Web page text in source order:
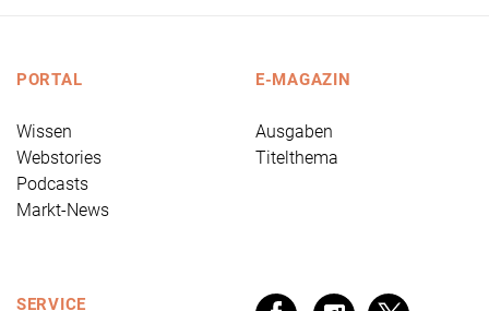
PORTAL
Wissen
Webstories
Podcasts
Markt-News
E-MAGAZIN
Ausgaben
Titelthema
SERVICE